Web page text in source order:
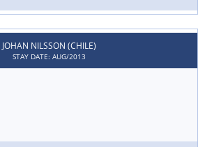
JOHAN NILSSON (CHILE)
STAY DATE: AUG/2013